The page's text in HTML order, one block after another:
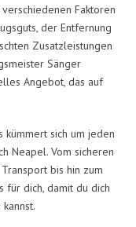
Faktoren
der Entfernung
Zusatzleistungen
Sänger
Angebot, das auf
sich um jeden
Neapel. Vom sicheren
bis hin zum
dich, damit du dich